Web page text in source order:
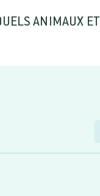
ANIMAUX